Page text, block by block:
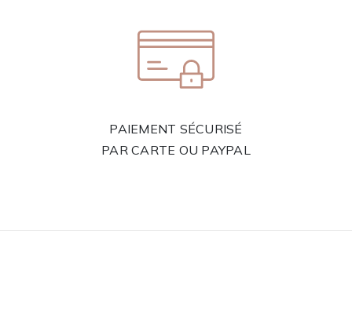
PAIEMENT SÉCURISÉ
PAR CARTE OU PAYPAL